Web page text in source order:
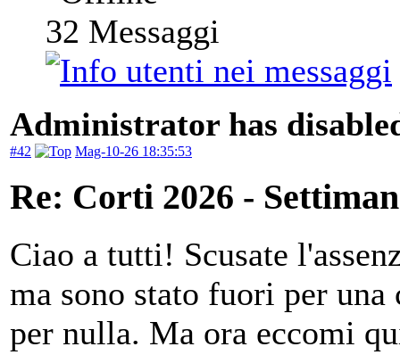
32 Messaggi
Administrator has
#42 Mag-10-26 18:35:53
Re: Corti 2026 -
Ciao a tutti! Scusate
ma sono stato fuori per
per nulla. Ma ora eccomi